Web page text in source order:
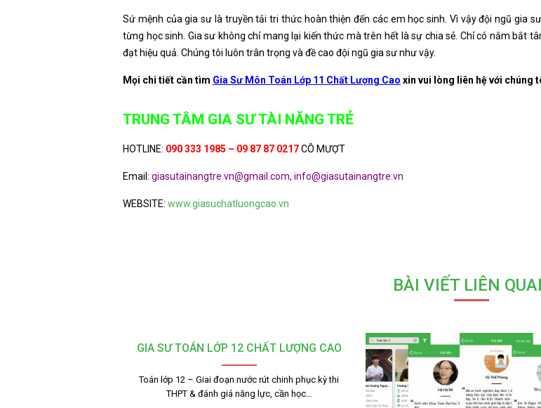
Sứ mệnh của gia sư là truyền tải tri thức hoàn thiện đến các em học sinh. Vì vậy đội ngũ gia
từng học sinh. Gia sư không chỉ mang lại kiến thức mà trên hết là sự chia sẻ. Chỉ có nắm bắt
đạt hiệu quả. Chúng tôi luôn trân trọng và đề cao đội ngũ gia sư như vậy.
Mọi chi tiết cần tìm Gia Sư Môn Toán Lớp 11 Chất Lượng Cao xin vui lòng liên hệ với chúng
TRUNG TÂM GIA SƯ TÀI NĂNG TRẺ
HOTLINE: 090 333 1985 – 09 87 87 0217CÔ MƯỢT
Email: giasutainangtre.vn@gmail.com, info@giasutainangtre.vn
WEBSITE: www.giasuchatluongcao.vn
BÀI VIẾT LIÊN
GIA SƯ TOÁN LỚP 12 CHẤT LƯỢNG CAO
Toán lớp 12 – Giai đoạn nước rút chinh phục kỳ thi
THPT & đánh giá năng lực, cần học…